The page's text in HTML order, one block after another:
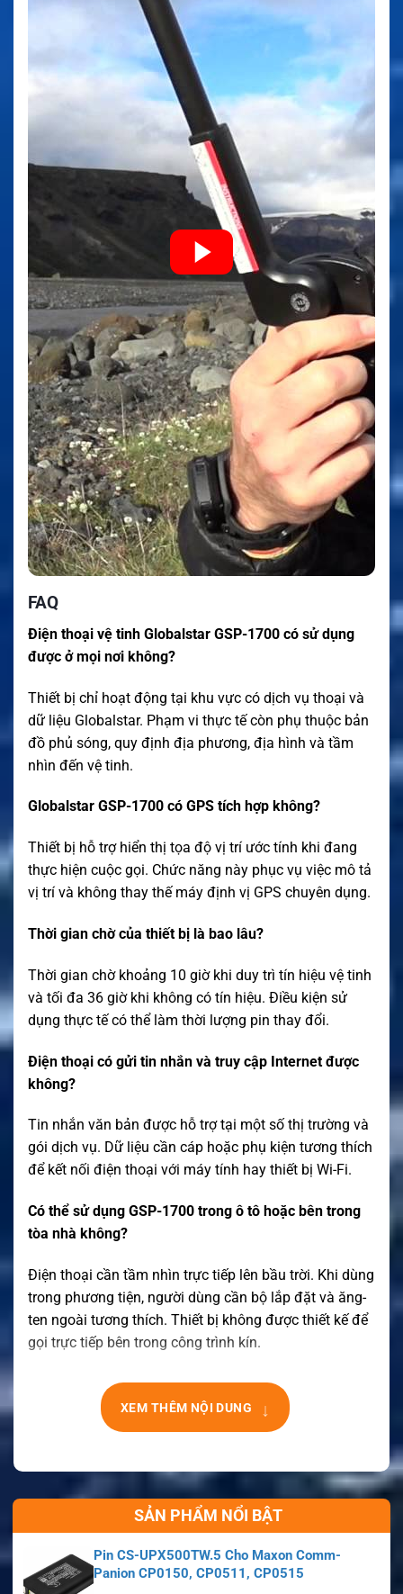
FAQ
Điện thoại vệ tinh Globalstar GSP-1700 có sử dụng
được ở mọi nơi không?
Thiết bị chỉ hoạt động tại khu vực có dịch vụ thoại và
dữ liệu Globalstar. Phạm vi thực tế còn phụ thuộc bản
đồ phủ sóng, quy định địa phương, địa hình và tầm
nhìn đến vệ tinh.
Globalstar GSP-1700 có GPS tích hợp không?
Thiết bị hỗ trợ hiển thị tọa độ vị trí ước tính khi đang
thực hiện cuộc gọi. Chức năng này phục vụ việc mô tả
vị trí và không thay thế máy định vị GPS chuyên dụng.
Thời gian chờ của thiết bị là bao lâu?
Thời gian chờ khoảng 10 giờ khi duy trì tín hiệu vệ tinh
và tối đa 36 giờ khi không có tín hiệu. Điều kiện sử
dụng thực tế có thể làm thời lượng pin thay đổi.
Điện thoại có gửi tin nhắn và truy cập Internet được
không?
Tin nhắn văn bản được hỗ trợ tại một số thị trường và
gói dịch vụ. Dữ liệu cần cáp hoặc phụ kiện tương thích
để kết nối điện thoại với máy tính hay thiết bị Wi-Fi.
Có thể sử dụng GSP-1700 trong ô tô hoặc bên trong
tòa nhà không?
Điện thoại cần tầm nhìn trực tiếp lên bầu trời. Khi dùng
trong phương tiện, người dùng cần bộ lắp đặt và ăng-
ten ngoài tương thích. Thiết bị không được thiết kế để
gọi trực tiếp bên trong công trình kín.
XEM THÊM NỘI DUNG ↓
SẢN PHẨM NỔI BẬT
Pin CS-UPX500TW.5 Cho Maxon Comm-
Panion CP0150, CP0511, CP0515